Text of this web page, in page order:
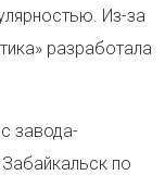
Из-за
разработала
завода-
по